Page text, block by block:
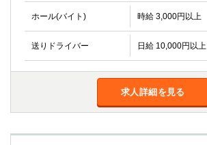
ホール(バイト) 時給 3,000円以上
送りドライバー 日給 10,000円以上
求人詳細を見る
志木
川越
草加
南浦和
所沢
熊谷
獨協大学前＜草加松原＞ 北浦和（西口）
川口